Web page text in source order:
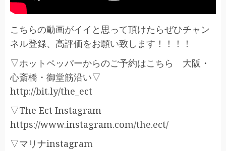
こちらの動画がイイと思って頂けたらぜひチャン
ネル登録、高評価をお願い致します！！！！
▽ホットペッパーからのご予約はこちら 大阪・
心斎橋・御堂筋沿い▽
http://bit.ly/the_ect
▽The Ect Instagram
https://www.instagram.com/the.ect/
▽マリナinstagram